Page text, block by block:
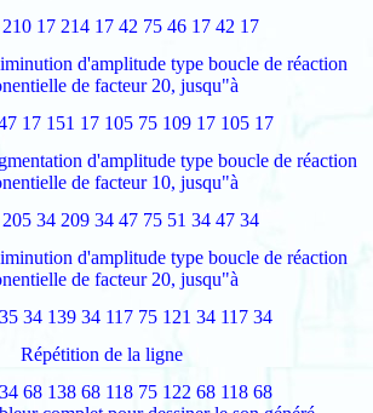
17 214 17 42 75 46 17 42 17
d'amplitude type boucle de réaction
de facteur 20, jusqu"à
17 151 17 105 75 109 17 105 17
d'amplitude type boucle de réaction
de facteur 10, jusqu"à
34 209 34 47 75 51 34 47 34
d'amplitude type boucle de réaction
de facteur 20, jusqu"à
34 139 34 117 75 121 34 117 34
Répétition de la ligne
68 138 68 118 75 122 68 118 68